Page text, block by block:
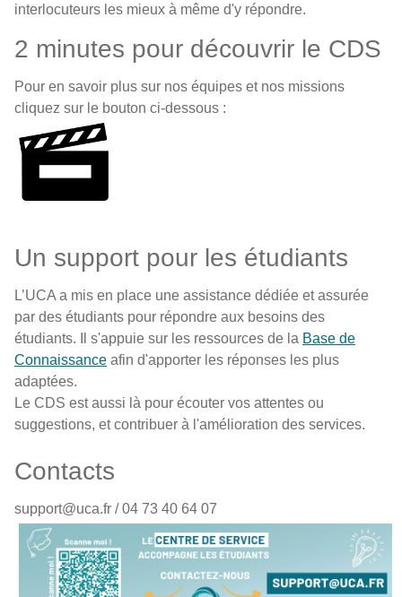
interlocuteurs les mieux à même d'y répondre.
2 minutes pour découvrir le CDS
Pour en savoir plus sur nos équipes et nos missions
cliquez sur le bouton ci-dessous :
Un support pour les étudiants
L’UCA a mis en place une assistance dédiée et assurée
par des étudiants pour répondre aux besoins des
étudiants. Il s'appuie sur les ressources de la Base de
Connaissance afin d'apporter les réponses les plus
adaptées.
Le CDS est aussi là pour écouter vos attentes ou
suggestions, et contribuer à l'amélioration des services.
Contacts
support@uca.fr / 04 73 40 64 07